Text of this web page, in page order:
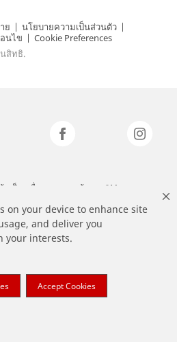
on your device to enhance site
and deliver you
your interests.
Accept Cookies
ย | นโยบายความเป็นส่วนตัว |
นไข | Cookie Preferences
สิทธิ.
นเป็นเครื่องหมายการค้าของ 3M